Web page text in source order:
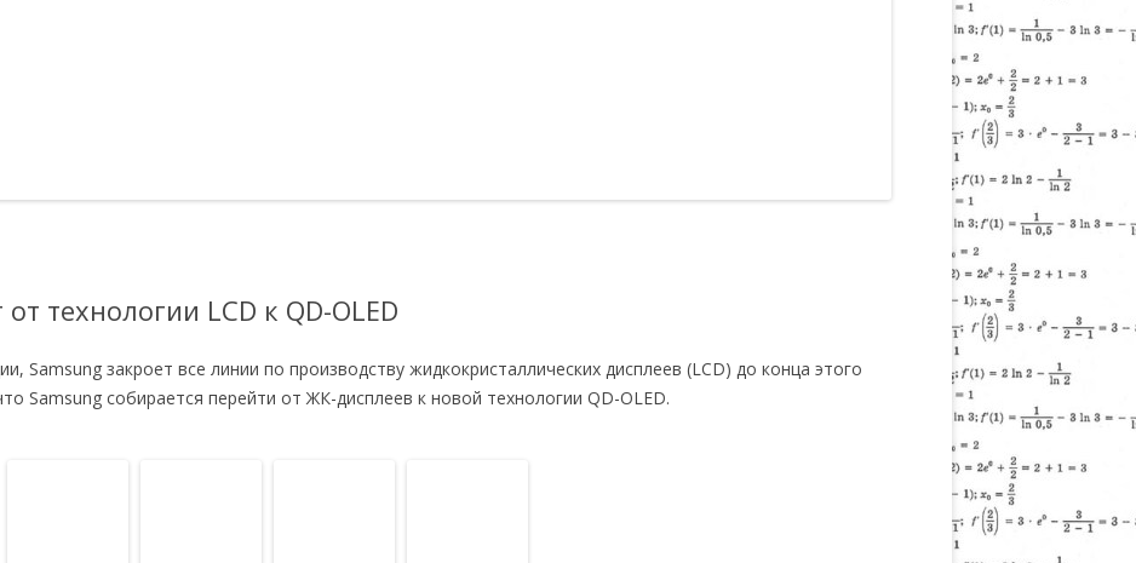
технологии LCD к QD-OLED
Samsung закроет все линии по производству жидкокристаллических дисплеев (LCD) до конца этого
Samsung собирается перейти от ЖК-дисплеев к новой технологии QD-OLED.